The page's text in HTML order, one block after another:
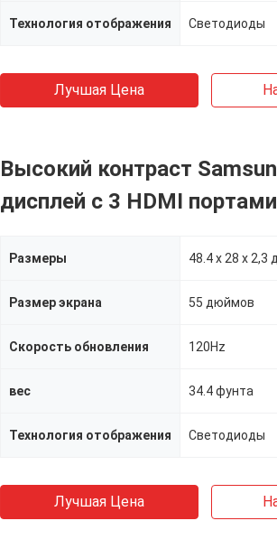
Технология отображения Светодиоды
Лучшая Цена
Высокий контраст
дисплей с 3 HDMI
Размеры 48.4 х 28 х 2,3
Размер экрана 55 дюймов
Скорость обновления 120Hz
вес 34.4 фунта
Технология отображения Светодиоды
Лучшая Цена